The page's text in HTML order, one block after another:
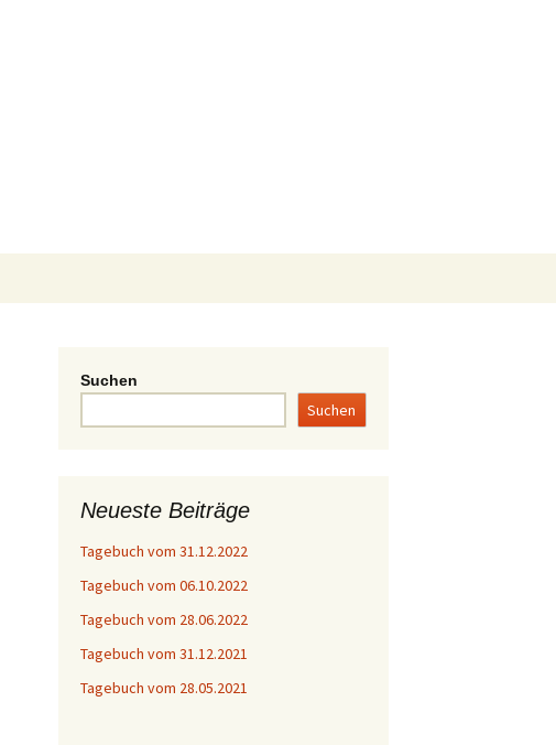
Suchen
Suchen
Neueste Beiträge
Tagebuch vom 31.12.2022
Tagebuch vom 06.10.2022
Tagebuch vom 28.06.2022
Tagebuch vom 31.12.2021
Tagebuch vom 28.05.2021